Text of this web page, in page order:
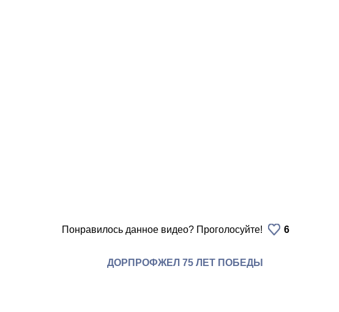
Понравилось данное видео? Проголосуйте! 6
ДОРПРОФЖЕЛ 75 ЛЕТ ПОБЕДЫ